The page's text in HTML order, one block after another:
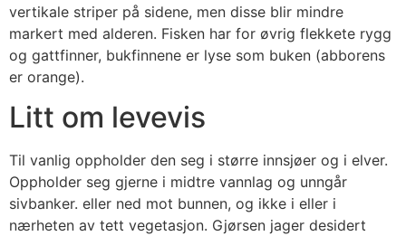
vertikale striper på sidene, men disse blir mindre
markert med alderen. Fisken har for øvrig flekkete rygg
og gattfinner, bukfinnene er lyse som buken (abborens
er orange).
Litt om levevis
Til vanlig oppholder den seg i større innsjøer og i elver.
Oppholder seg gjerne i midtre vannlag og unngår
sivbanker. eller ned mot bunnen, og ikke i eller i
nærheten av tett vegetasjon. Gjørsen jager desidert